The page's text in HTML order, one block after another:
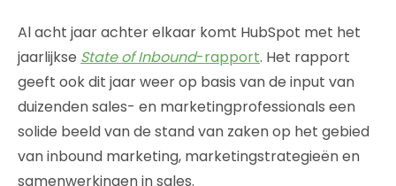
Al acht jaar achter elkaar komt HubSpot met het
jaarlijkse State of Inbound-rapport. Het rapport
geeft ook dit jaar weer op basis van de input van
duizenden sales- en marketingprofessionals een
solide beeld van de stand van zaken op het gebied
van inbound marketing, marketingstrategieën en
samenwerkingen in sales.